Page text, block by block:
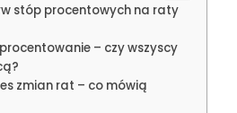
stóp procentowych na raty
– czy wszyscy
zmian rat – co mówią